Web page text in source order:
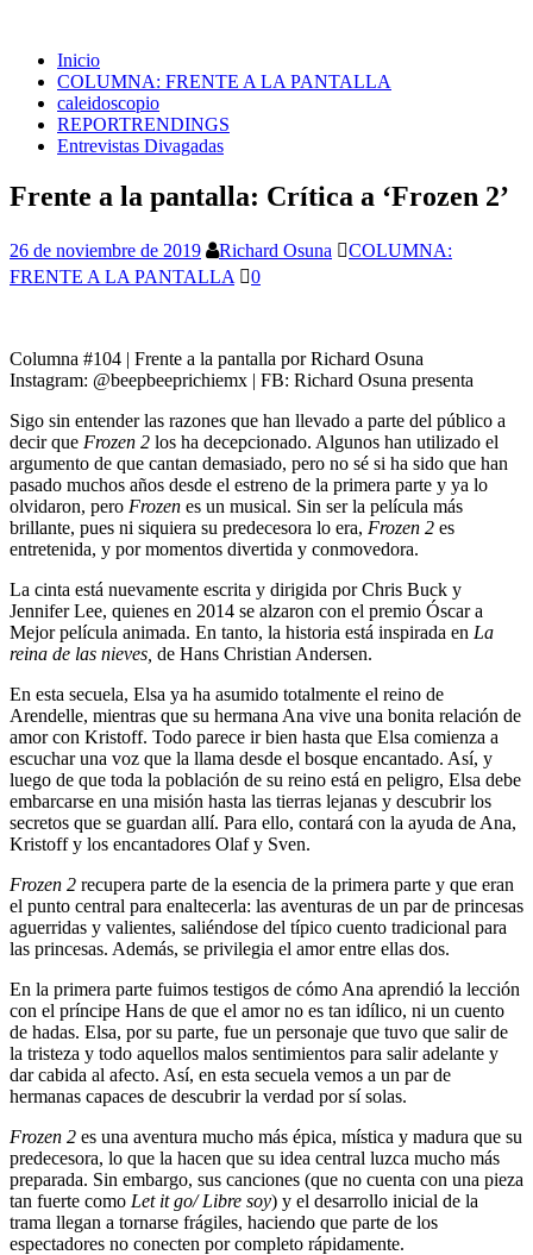
Inicio
COLUMNA: FRENTE A LA PANTALLA
caleidoscopio
REPORTRENDINGS
Entrevistas Divagadas
Frente a la pantalla: Crítica a ‘Frozen 2’
26 de noviembre de 2019 Richard Osuna
COLUMNA:
FRENTE A LA PANTALLA
0
Columna #104 | Frente a la pantalla por Richard Osuna
Instagram: @beepbeeprichiemx | FB: Richard Osuna presenta
Sigo sin entender las razones que han llevado a parte del público a
decir que Frozen 2 los ha decepcionado. Algunos han utilizado el
argumento de que cantan demasiado, pero no sé si ha sido que han
pasado muchos años desde el estreno de la primera parte y ya lo
olvidaron, pero Frozen es un musical. Sin ser la película más
brillante, pues ni siquiera su predecesora lo era, Frozen 2 es
entretenida, y por momentos divertida y conmovedora.
La cinta está nuevamente escrita y dirigida por Chris Buck y
Jennifer Lee, quienes en 2014 se alzaron con el premio Óscar a
Mejor película animada. En tanto, la historia está inspirada en La
reina de las nieves, de Hans Christian Andersen.
En esta secuela, Elsa ya ha asumido totalmente el reino de
Arendelle, mientras que su hermana Ana vive una bonita relación de
amor con Kristoff. Todo parece ir bien hasta que Elsa comienza a
escuchar una voz que la llama desde el bosque encantado. Así, y
luego de que toda la población de su reino está en peligro, Elsa debe
embarcarse en una misión hasta las tierras lejanas y descubrir los
secretos que se guardan allí. Para ello, contará con la ayuda de Ana,
Kristoff y los encantadores Olaf y Sven.
Frozen 2 recupera parte de la esencia de la primera parte y que eran
el punto central para enaltecerla: las aventuras de un par de princesas
aguerridas y valientes, saliéndose del típico cuento tradicional para
las princesas. Además, se privilegia el amor entre ellas dos.
En la primera parte fuimos testigos de cómo Ana aprendió la lección
con el príncipe Hans de que el amor no es tan idílico, ni un cuento
de hadas. Elsa, por su parte, fue un personaje que tuvo que salir de
la tristeza y todo aquellos malos sentimientos para salir adelante y
dar cabida al afecto. Así, en esta secuela vemos a un par de
hermanas capaces de descubrir la verdad por sí solas.
Frozen 2 es una aventura mucho más épica, mística y madura que su
predecesora, lo que la hacen que su idea central luzca mucho más
preparada. Sin embargo, sus canciones (que no cuenta con una pieza
tan fuerte como Let it go/ Libre soy) y el desarrollo inicial de la
trama llegan a tornarse frágiles, haciendo que parte de los
espectadores no conecten por completo rápidamente.